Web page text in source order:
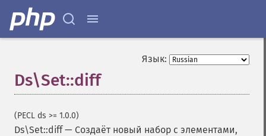
Язык:
Ds\Set::diff
(PECL ds >= 1.0.0)
Ds\Set::diff— Создаёт новый набор с элементами,